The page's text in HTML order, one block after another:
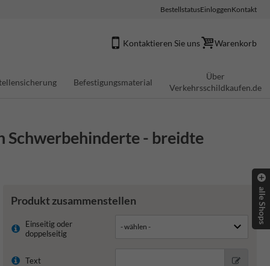
BestellstatusEinloggenKontakt
Kontaktieren Sie uns Warenkorb
Befestigungsmaterial
Über
Verkehrsschildkaufen.de
Schwerbehinderte - breidte
Produkt zusammenstellen
Einseitig oder
doppelseitig
Text
alle Shops